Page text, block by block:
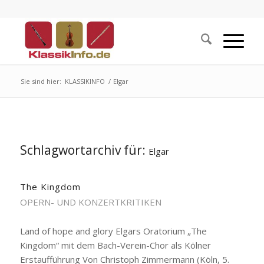
Sie sind hier: KLASSIKINFO / Elgar
Schlagwortarchiv für: Elgar
The Kingdom
OPERN- UND KONZERTKRITIKEN
Land of hope and glory Elgars Oratorium „The
Kingdom“ mit dem Bach-Verein-Chor als Kölner
Erstaufführung Von Christoph Zimmermann (Köln, 5.